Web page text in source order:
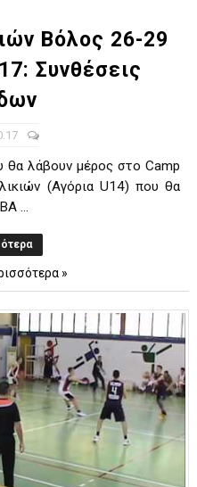
Βόλος 26-29
Συνθέσεις
θα λάβουν μέρος στο Camp
(Αγόρια U14) που θα
...
»